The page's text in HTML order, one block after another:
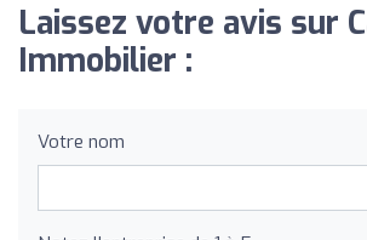
Laissez votre avis sur
Immobilier :
Votre nom